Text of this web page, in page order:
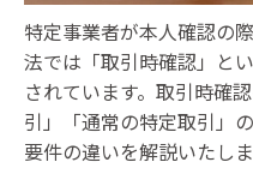
特定事業者が本人確認の
法では「取引時確認」と
されています。取引時確
引」「通常の特定取引」
要件の違いを解説いたしま